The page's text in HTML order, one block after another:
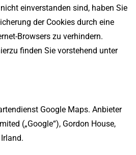
einverstanden sind, haben Sie
der Cookies durch eine
Browsers zu verhindern.
finden Sie vorstehend unter
Google Maps. Anbieter
(„Google“), Gordon House,